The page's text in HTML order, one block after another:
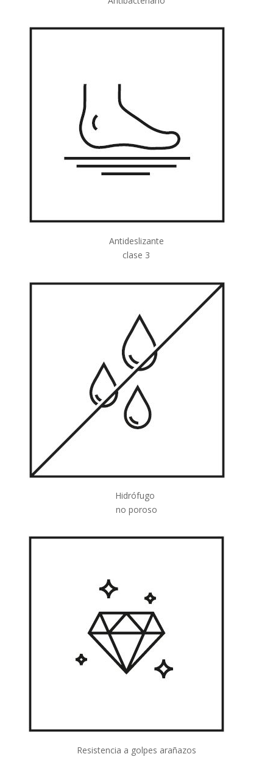
Antideslizante
clase 3
Hidrófugo
no poroso
Resistencia a golpes arañazos